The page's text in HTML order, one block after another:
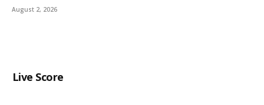
August 2, 2026
Live Score